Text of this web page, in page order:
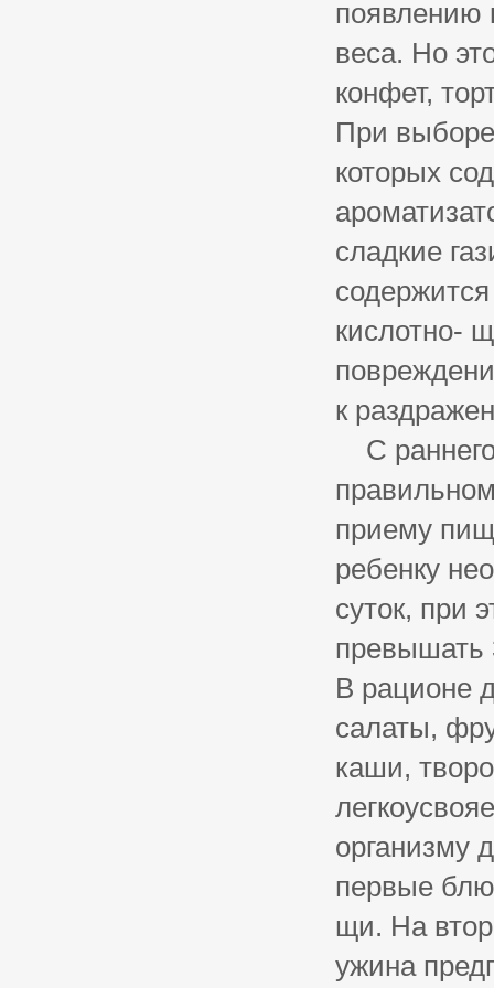
появлению
веса. Но
конфет,
При выборе
которых
сладкие
кислотно-
к
С
приему
ребенку
суток, при
превышать
В рационе
салаты,
каши,
организму
первые
щи. На
ужина